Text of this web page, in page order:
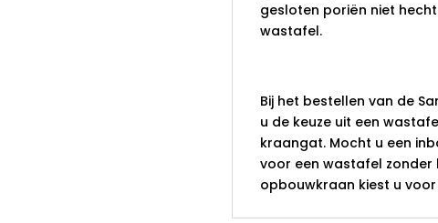
gesloten poriën niet
wastafel.
Bij het bestellen van de
u de keuze uit een
kraangat. Mocht u een
voor een wastafel zonder
opbouwkraan kiest u